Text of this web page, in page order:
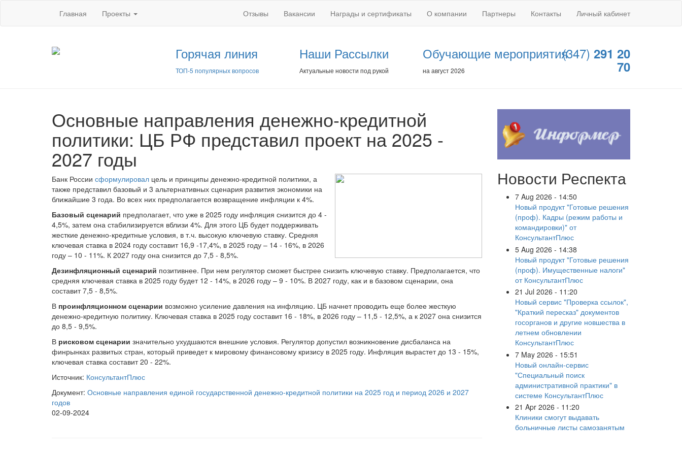
Главная Проекты Отзывы Вакансии Награды и сертификаты О компании Партнеры Контакты Личный кабинет
Горячая линия
ТОП-5 популярных вопросов
Наши Рассылки
Актуальные новости под рукой
Обучающие мероприятия
на август 2026
(347) 291 20
70
Основные направления денежно-кредитной
политики: ЦБ РФ представил проект на 2025 -
2027 годы
Банк России сформулировал цель и принципы денежно-кредитной политики, а
также представил базовый и 3 альтернативных сценария развития экономики на
ближайшие 3 года. Во всех них предполагается возвращение инфляции к 4%.
Базовый сценарий предполагает, что уже в 2025 году инфляция снизится до 4 -
4,5%, затем она стабилизируется вблизи 4%. Для этого ЦБ будет поддерживать
жесткие денежно-кредитные условия, в т.ч. высокую ключевую ставку. Средняя
ключевая ставка в 2024 году составит 16,9 -17,4%, в 2025 году – 14 - 16%, в 2026
году – 10 - 11%. К 2027 году она снизится до 7,5 - 8,5%.
Дезинфляционный сценарий позитивнее. При нем регулятор сможет быстрее снизить ключевую ставку. Предполагается, что
средняя ключевая ставка в 2025 году будет 12 - 14%, в 2026 году – 9 - 10%. В 2027 году, как и в базовом сценарии, она
составит 7,5 - 8,5%.
В проинфляционном сценарии возможно усиление давления на инфляцию. ЦБ начнет проводить еще более жесткую
денежно-кредитную политику. Ключевая ставка в 2025 году составит 16 - 18%, в 2026 году – 11,5 - 12,5%, а к 2027 она снизится
до 8,5 - 9,5%.
В рисковом сценарии значительно ухудшаются внешние условия. Регулятор допустил возникновение дисбаланса на
финрынках развитых стран, который приведет к мировому финансовому кризису в 2025 году. Инфляция вырастет до 13 - 15%,
ключевая ставка составит 20 - 22%.
Источник: КонсультантПлюс
Документ: Основные направления единой государственной денежно-кредитной политики на 2025 год и период 2026 и 2027
годов
02-09-2024
Новости Респекта
7 Aug 2026 - 14:50
Новый продукт "Готовые решения
(проф). Кадры (режим работы и
командировки)" от
КонсультантПлюс
5 Aug 2026 - 14:38
Новый продукт "Готовые решения
(проф). Имущественные налоги"
от КонсультантПлюс
21 Jul 2026 - 11:20
Новый сервис "Проверка ссылок",
"Краткий пересказ" документов
госорганов и другие новшества в
летнем обновлении
КонсультантПлюс
7 May 2026 - 15:51
Новый онлайн-сервис
"Специальный поиск
административной практики" в
системе КонсультантПлюс
21 Apr 2026 - 11:20
Клиники смогут выдавать
больничные листы самозанятым